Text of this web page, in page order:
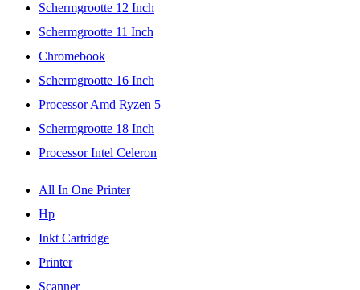
Schermgrootte 12 Inch
Schermgrootte 11 Inch
Chromebook
Schermgrootte 16 Inch
Processor Amd Ryzen 5
Schermgrootte 18 Inch
Processor Intel Celeron
All In One Printer
Hp
Inkt Cartridge
Printer
Scanner